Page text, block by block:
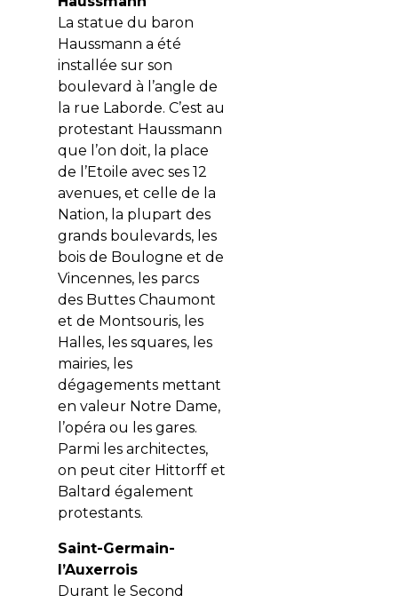
La statue du baron
Haussmann a été
installée sur son
boulevard à l’angle de
la rue Laborde. C’est au
protestant Haussmann
que l’on doit, la place
de l’Etoile avec ses 12
avenues, et celle de la
Nation, la plupart des
grands boulevards, les
bois de Boulogne et de
Vincennes, les parcs
des Buttes Chaumont
et de Montsouris, les
Halles, les squares, les
mairies, les
dégagements mettant
en valeur Notre Dame,
l’opéra ou les gares.
Parmi les architectes,
on peut citer Hittorff et
Baltard également
protestants.
Saint-Germain-
l’Auxerrois
Durant le Second